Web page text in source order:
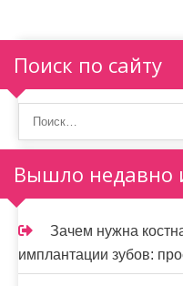
Поиск по сайту
Вышло недавно
Зачем нужна
имплантации зубов: